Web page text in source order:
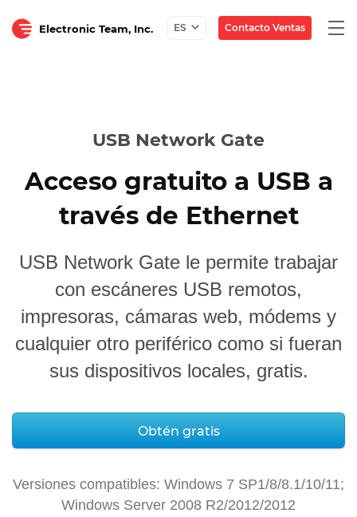
Electronic Team, Inc. ES Contacto Ventas
USB Network Gate
Acceso gratuito a USB a
través de Ethernet
USB Network Gate le permite trabajar
con escáneres USB remotos,
impresoras, cámaras web, módems y
cualquier otro periférico como si fueran
sus dispositivos locales, gratis.
Obtén gratis
Versiones compatibles: Windows 7 SP1/8/8.1/10/11;
Windows Server 2008 R2/2012/2012